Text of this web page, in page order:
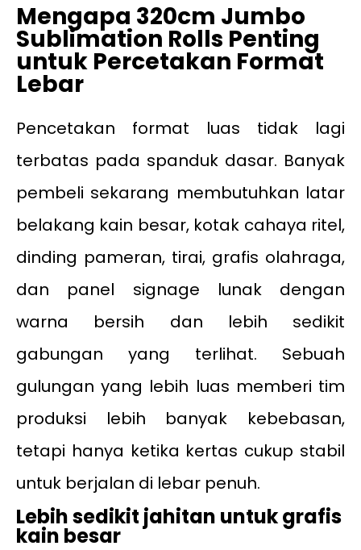
Mengapa 320cm Jumbo
Sublimation Rolls Penting
untuk Percetakan Format
Lebar
Pencetakan format luas tidak lagi
terbatas pada spanduk dasar. Banyak
pembeli sekarang membutuhkan latar
belakang kain besar, kotak cahaya ritel,
dinding pameran, tirai, grafis olahraga,
dan panel signage lunak dengan
warna bersih dan lebih sedikit
gabungan yang terlihat. Sebuah
gulungan yang lebih luas memberi tim
produksi lebih banyak kebebasan,
tetapi hanya ketika kertas cukup stabil
untuk berjalan di lebar penuh.
Lebih sedikit jahitan untuk grafis
kain besar